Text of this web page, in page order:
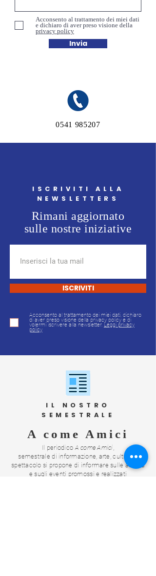
Acconsento al trattamento dei miei dati
e dichiaro di aver preso visione della
privacy policy
Invia
0541 985207
ISCRIVITI ALLA
NEWSLETTERS
Rimani aggiornato
sulle nostre iniziative
ISCRIVITI
Acconsento al trattamento dei miei dati, dichiaro
di aver preso visione della privacy policy e di
volermi iscrivere alla newsletter. Leggi privacy
policy
IL NOSTRO
SEMESTRALE
A come Amici
Il periodico A come Amici
semestrale di informazione, arte, cultura e
spettacolo si propone di informare sulle attività
e sugli eventi promossie realizzati